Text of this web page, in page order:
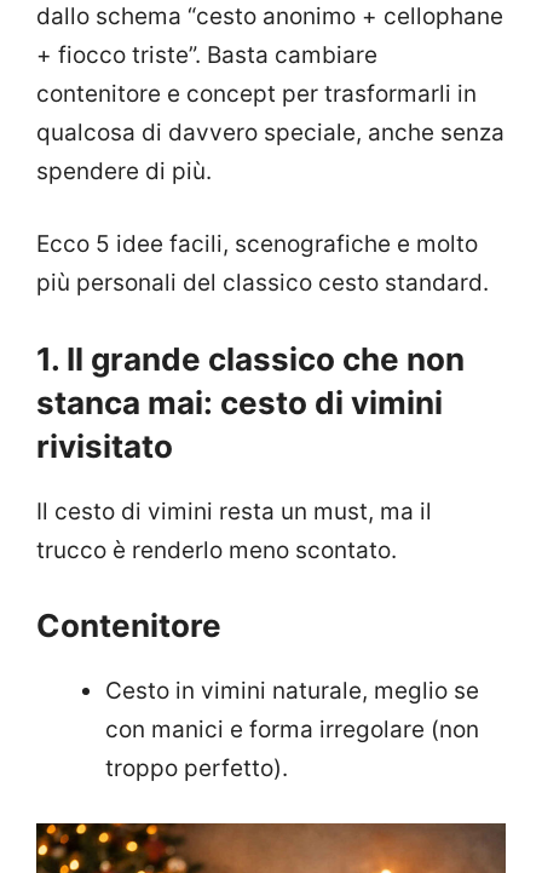
dallo schema “cesto anonimo + cellophane
+ fiocco triste”. Basta cambiare
contenitore e concept per trasformarli in
qualcosa di davvero speciale, anche senza
spendere di più.
Ecco 5 idee facili, scenografiche e molto
più personali del classico cesto standard.
1. Il grande classico che non
stanca mai: cesto di vimini
rivisitato
Il cesto di vimini resta un must, ma il
trucco è renderlo meno scontato.
Contenitore
Cesto in vimini naturale, meglio se
con manici e forma irregolare (non
troppo perfetto).